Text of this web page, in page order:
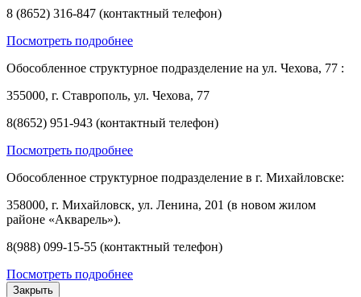
8 (8652) 316-847 (контактный телефон)
Посмотреть подробнее
Обособленное структурное подразделение на ул. Чехова, 77 :
355000, г. Ставрополь, ул. Чехова, 77
8(8652) 951-943 (контактный телефон)
Посмотреть подробнее
Обособленное структурное подразделение в г. Михайловске:
358000, г. Михайловск, ул. Ленина, 201 (в новом жилом
районе «Акварель»).
8(988) 099-15-55 (контактный телефон)
Посмотреть подробнее
Закрыть